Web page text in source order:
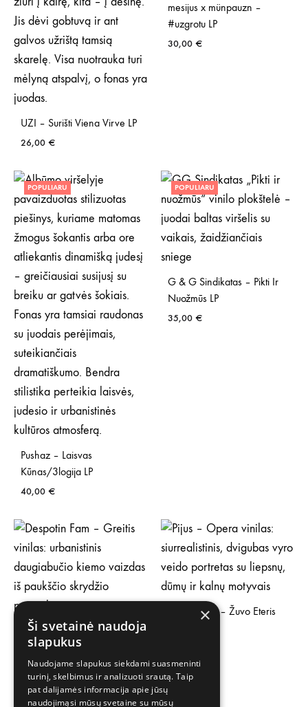
UZI – Surišti Viena Virve LP
26,00 €
mesijus x münpauzn –
#uzgrotu LP
30,00 €
POPULIARU
Pushaz – Laisvas
Kūnas/3logija LP
40,00 €
POPULIARU
G & G Sindikatas – Pikti Ir
Nuožmūs LP
35,00 €
Despotin Fam – Greičio EP
26,00€
Pijus Opera – Žuvo Eteris
×
Ši svetainė naudoja
slapukus
Naudojame slapukus siekdami suasmeninti
turinį, skelbimus ir analizuoti srautą. Taip
pat dalijamės informacija apie jūsų
naudojimąsi mūsų svetaine su mūsų